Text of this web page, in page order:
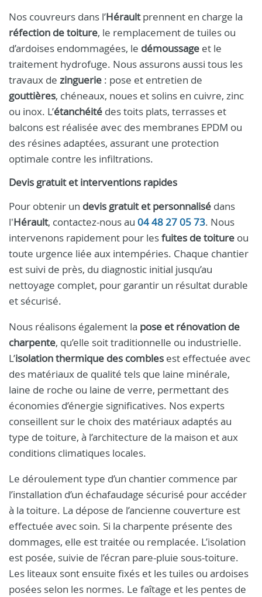
Nos couvreurs dans l’Héraultprennent en charge la
réfection de toiture, le remplacement de tuiles ou
d’ardoises endommagées, le démoussage et le
traitement hydrofuge. Nous assurons aussi tous les
travaux de zinguerie : pose et entretien de
gouttières, chéneaux, noues et solins en cuivre, zinc
ou inox. L’étanchéité des toits plats, terrasses et
balcons est réalisée avec des membranes EPDM ou
des résines adaptées, assurant une protection
optimale contre les infiltrations.
Devis gratuit et interventions rapides
Pour obtenir un devis gratuit et personnalisé dans
l'Hérault, contactez-nous au 04 48 27 05 73. Nous
intervenons rapidement pour lesfuites de toiture ou
toute urgence liée aux intempéries. Chaque chantier
est suivi de près, du diagnostic initial jusqu’au
nettoyage complet, pour garantir un résultat durable
et sécurisé.
Nous réalisons également la pose et rénovation de
charpente, qu’elle soit traditionnelle ou industrielle.
L’isolation thermique des combles est effectuée avec
des matériaux de qualité tels que laine minérale,
laine de roche ou laine de verre, permettant des
économies d’énergie significatives. Nos experts
conseillent sur le choix des matériaux adaptés au
type de toiture, à l’architecture de la maison et aux
conditions climatiques locales.
Le déroulement type d’un chantier commence par
l’installation d’un échafaudage sécurisé pour accéder
à la toiture. La dépose de l’ancienne couverture est
effectuée avec soin. Si la charpente présente des
dommages, elle est traitée ou remplacée. L’isolation
est posée, suivie de l’écran pare-pluie sous-toiture.
Les liteaux sont ensuite fixés et les tuiles ou ardoises
posées selon les normes. Le faîtage et les pentes de